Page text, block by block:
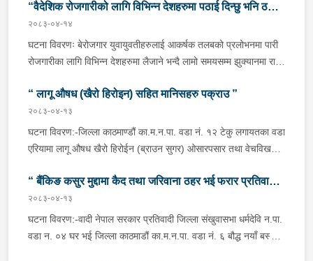
“वैदेशिक रोजगारीको लागि विभिन्न देशहरुमा पठाई दिन्छु भनि ठगी
गर्ने व्यक्तिहरु पक्राउ"
२०८३-०४-१४
घटना विवरणः बेरोजगार युवायुवतीहरुलाई आकर्षक तलबको प्रलोभनमा पारी
रोजगारीका लागि विभिन्न देशहरुमा लैजाने भन्दै लामो समयसम्म झुक्यानमा राखि
अनुसन्धान हुँदा विदेश पठाउने भनि ठगी गर्ने निम्न प्रतिवादीहरुलाई काठमाडौं
उपत्यकाका विभिन्न स्थानहरुबाट पक्राउ गरी थप अनुसन्धान तथा आवश्यक
कारवाहीको लागि वैदेशिक रोजगार विभाग ताहाचल, काठमाडौं पठाईएको ।
पक्राउ व्यक्तिहरुको विवरणः-१. नाम थर :- पवन कुमार के.सी.
गा.पा. वडा नं.०६ । हाल :- जिल्ला काठमाडौं टोखा न.पा. वडा
नं.१० । देश :- सिंगापुर रकम :-
रु.७,००,०००।– (सात लाख)पक्राउ मिति :- २०८३/०४/१४ गते ।
पक्राउ स्थान :- जिल्ला काठमाडौं का.म.न.पा. वडा नं.१० । पीडित संख्या
“ लागू औषध (खैरो हिरोइन) सहित मानिसहरु पक्राउ ”
२०८३-०४-१३
घटना विवरण:-जिल्ला काठमाण्डौं का.म.न.पा. वडा नं. १२ टेकु लगायतका वडा
एरियामा लागू औषध खैरो हिरोईन (ब्राउन सुगर) ओसारपसार तथा वेचविखन
टोलीले मिति २०८३/०४/१२ गते अं १९;०० बजेको समयमा जिल्ला काठमाण्डौं
का.म.न.पा.वडा नं.१२ टेकु मयलवारीमा बा ४६ प १६२ नम्बरको स्कुटर रोकी
बसेका निम्न मानिसहरूलाई पक्राउ गरी निम्न परिमाणमा रहेको लागु औषध खैरो
हेरोइन जस्तो वस्तु लगायतका दसीहरू बरामद गरी लागू औषध नियन्त्रण ऐन,
“ बैंकिङ कसुर मुद्दामा कैद तथा जरिवाना ठहर भई फरार प्रतिवादी
पक्राउ”
२०८३-०४-१३
घटना विवरण:-वादी नेपाल सरकार प्रतिवादी जिल्ला संखुवासभा धर्मदेवि न.पा.
वडा न. ०४ घर भई जिल्ला काठमाडौं का.म.न.पा. वडा नं. ६ बौद्ध नयाँ बस्ती